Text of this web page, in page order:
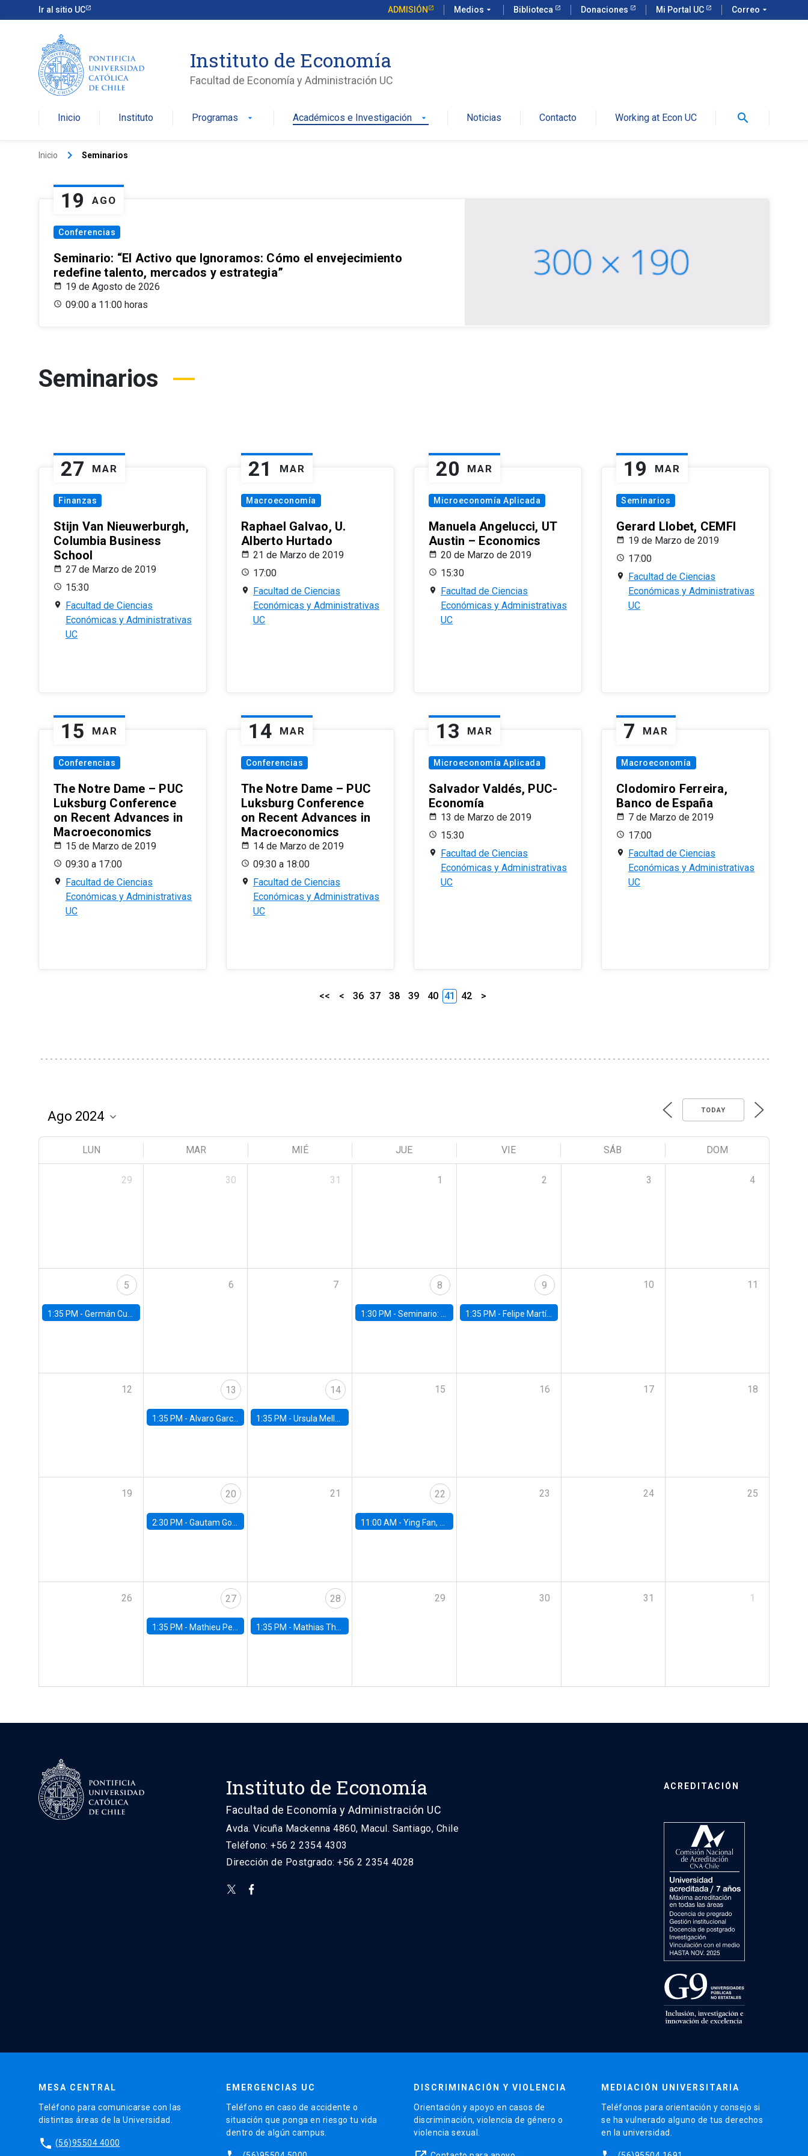
Ir al sitio UC ADMISIÓN Medios arrow_drop_down Biblioteca Donaciones Mi Portal UC Correo arrow_drop_down
Instituto de Economía
Facultad de Economía y Administración UC
Inicio Instituto Programas arrow_drop_down Académicos e Investigación arrow_drop_down Noticias Contacto Working at Econ UC search
Inicio keyboard_arrow_right Seminarios
19 AGO
Conferencias
Seminario: “El Activo que Ignoramos: Cómo el envejecimiento
redefine talento, mercados y estrategia”
19 de Agosto de 2026
09:00 a 11:00 horas
Seminarios
27 MAR
Finanzas
Stijn Van Nieuwerburgh,
Columbia Business
School
27 de Marzo de 2019
15:30
Facultad de Ciencias
Económicas y Administrativas
UC
21 MAR
Macroeconomía
Raphael Galvao, U.
Alberto Hurtado
21 de Marzo de 2019
17:00
Facultad de Ciencias
Económicas y Administrativas
UC
20 MAR
Microeconomía Aplicada
Manuela Angelucci, UT
Austin – Economics
20 de Marzo de 2019
15:30
Facultad de Ciencias
Económicas y Administrativas
UC
19 MAR
Seminarios
Gerard Llobet, CEMFI
19 de Marzo de 2019
17:00
Facultad de Ciencias
Económicas y Administrativas
UC
15 MAR
Conferencias
The Notre Dame – PUC
Luksburg Conference
on Recent Advances in
Macroeconomics
15 de Marzo de 2019
09:30 a 17:00
Facultad de Ciencias
Económicas y Administrativas
UC
14 MAR
Conferencias
The Notre Dame – PUC
Luksburg Conference
on Recent Advances in
Macroeconomics
14 de Marzo de 2019
09:30 a 18:00
Facultad de Ciencias
Económicas y Administrativas
UC
13 MAR
Microeconomía Aplicada
Salvador Valdés, PUC-
Economía
13 de Marzo de 2019
15:30
Facultad de Ciencias
Económicas y Administrativas
UC
7 MAR
Macroeconomía
Clodomiro Ferreira,
Banco de España
7 de Marzo de 2019
17:00
Facultad de Ciencias
Económicas y Administrativas
UC
<< < 36 37 38 39 40 41 42 >
TODAY
LUN MAR MIÉ JUE VIE SÁB DOM
29 30 31 1 2 3 4
5
1:35 PM - Germán Cubas, University of Houston
6 7 8
1:30 PM -Seminario: “Recuperando la humanidad para progresar en la era de la IA»
9
1:35 PM - Felipe Martínez, alumno Doctorado en Economía UC
10 11
12 13
1:35 PM - Alvaro Garcia-Marin, Universidad de Los Andes
14
1:35 PM -Ursula Mello, Insper - Institute of Education and Research
15 16 17 18
19 20
2:30 PM - Gautam Gowrisankaran, Columbia University
21 22
11:00 AM -Ying Fan, University of Michigan
23 24 25
26 27
1:35 PM - Mathieu Pedemonte, IDB
28
1:35 PM - Mathias Thoenig, University of Lausanne
29 30 31 1
Instituto de Economía
Facultad de Economía y Administración UC
Avda. Vicuña Mackenna 4860, Macul. Santiago, Chile
Teléfono: +56 2 2354 4303
Dirección de Postgrado: +56 2 2354 4028
ACREDITACIÓN
MESA CENTRAL
Teléfono para comunicarse con las
distintas áreas de la Universidad.
phone (56)95504 4000
EMERGENCIAS UC
Teléfono en caso de accidente o
situación que ponga en riesgo tu vida
dentro de algún campus.
DISCRIMINACIÓN Y VIOLENCIA
Orientación y apoyo en casos de
discriminación, violencia de género o
violencia sexual.
MEDIACIÓN UNIVERSITARIA
Teléfonos para orientación y consejo si
se ha vulnerado alguno de tus derechos
en la universidad.